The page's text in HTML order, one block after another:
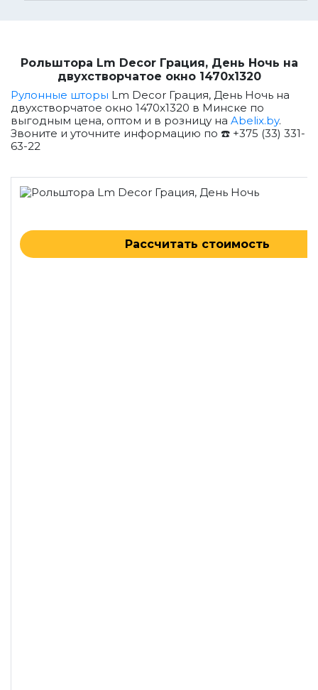
Рольштора Lm Decor Грация, День Ночь на
двухстворчатое окно 1470x1320
Рулонные шторы Lm Decor Грация, День Ночь на
двухстворчатое окно 1470x1320 в Минске по
выгодным цена, оптом и в розницу на Abelix.by.
Звоните и уточните информацию по ☎️ +375 (33) 331-
63-22
Рассчитать стоимость